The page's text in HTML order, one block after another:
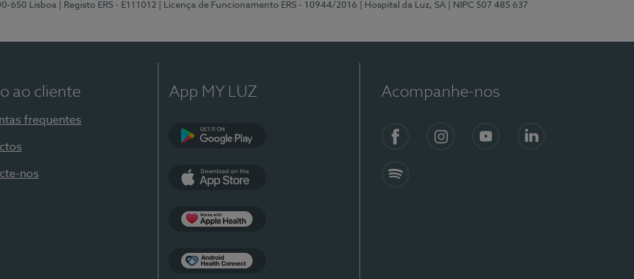
650 Lisboa | Registo ERS - E111012 | Licença de Funcionamento ERS - 10944/2016 | Hospital da Luz, SA | NIPC 507 485 637
ao cliente
frequentes
nos
App MY LUZ Acompanhe-nos